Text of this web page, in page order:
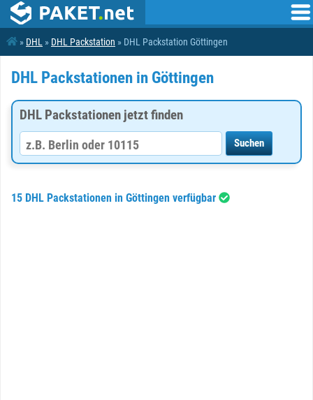
» DHL » DHL Packstation » DHL Packstation Göttingen
DHL Packstationen in Göttingen
DHL Packstationen jetzt finden
15 DHL Packstationen in Göttingen verfügbar